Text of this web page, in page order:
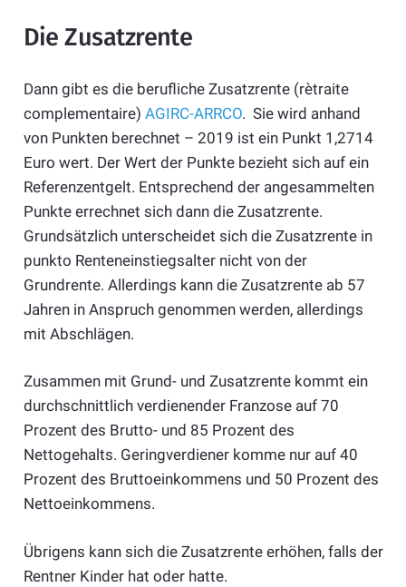
Die Zusatzrente
Dann gibt es die berufliche Zusatzrente (rètraite
complementaire) AGIRC-ARRCO. Sie wird anhand
von Punkten berechnet – 2019 ist ein Punkt 1,2714
Euro wert. Der Wert der Punkte bezieht sich auf ein
Referenzentgelt. Entsprechend der angesammelten
Punkte errechnet sich dann die Zusatzrente.
Grundsätzlich unterscheidet sich die Zusatzrente in
punkto Renteneinstiegsalter nicht von der
Grundrente. Allerdings kann die Zusatzrente ab 57
Jahren in Anspruch genommen werden, allerdings
mit Abschlägen.
Zusammen mit Grund- und Zusatzrente kommt ein
durchschnittlich verdienender Franzose auf 70
Prozent des Brutto- und 85 Prozent des
Nettogehalts. Geringverdiener komme nur auf 40
Prozent des Bruttoeinkommens und 50 Prozent des
Nettoeinkommens.
Übrigens kann sich die Zusatzrente erhöhen, falls der
Rentner Kinder hat oder hatte.